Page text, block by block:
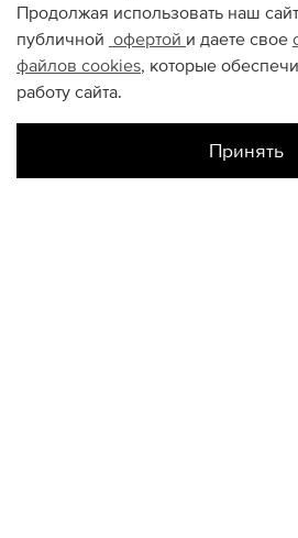
Продолжая использовать наш
публичной офертой и даете свое
файлов cookies, которые
работу сайта.
Принять